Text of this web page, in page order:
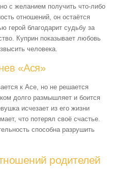
с желанием получить что-либо
отношений, он остаётся
герой благодарит судьбу за
Куприн показывает любовь
человека.
«Ася»
к Асе, но не решается
долго размышляет и боится
исчезает из его жизни
что потерял своё счастье.
способна разрушить
родителей